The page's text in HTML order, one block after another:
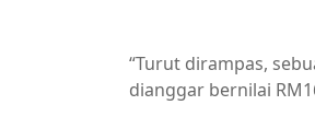
“Turut dirampas,
dianggar bernilai